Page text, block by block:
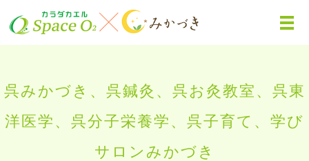
呉みかづき、呉鍼灸、呉お灸教室、呉東
洋医学、呉分子栄養学、呉子育て、学び
サロンみかづき